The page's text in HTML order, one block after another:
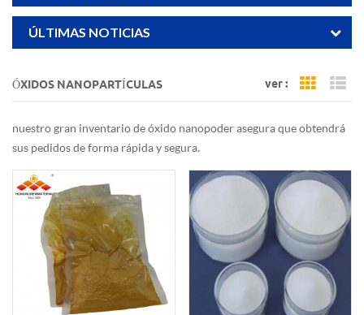
ÚLTIMAS NOTICIAS
ÓXIDOS NANOPARTÍCULAS ver : Grid
nuestro gran inventario de óxido nanopoder asegura que obtendrá
sus pedidos de forma rápida y segura.